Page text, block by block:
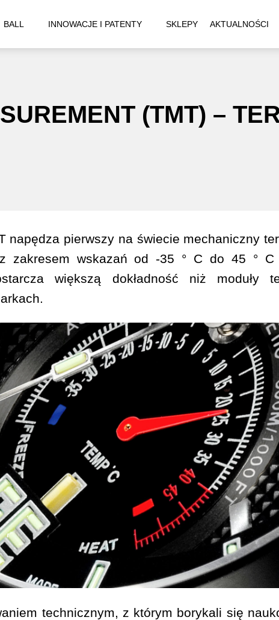
BALL INNOWACJE I PATENTY SKLEPY AKTUALNOŚCI
(TMT) –
napędza pierwszy na świecie mechaniczny
zakresem wskazań od -35 ° C do 45 °
większą dokładność niż moduły
technicznym, z którym borykali się